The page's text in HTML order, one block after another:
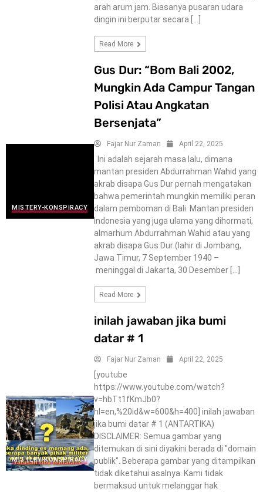
arah arum jam. Biasanya pusaran udara
dingin ini berputar secara […]
Read More
MISTERY-KONSPIRACY
Gus Dur: “Bom Bali 2002,
Mungkin Ada Campur Tangan
Polisi Atau Angkatan
Bersenjata”
Fajar Nur Zaman April 22, 2025
Ini adalah sejarah masa lalu, dimana
mantan presiden Abdurrahman Wahid yang
akrab disapa Gus Dur pernah mengatakan
bahwa pemerintah mungkin memiliki peran
dalam pemboman di Bali. Mantan presiden
Indonesia yang juga ulama yang dihormati,
almarhum Abdurrahman Wahid atau yang
akrab disapa Gus Dur (lahir di Jombang,
Jawa Timur, 7 September 1940 –
meninggal di Jakarta, 30 Desember […]
Read More
MISTERY-KONSPIRACY
inilah jawaban jika bumi
datar # 1
Fajar Nur Zaman April 22, 2025
[youtube
https://www.youtube.com/watch?
v=hbTt1fKmJb0?
hl=en,%20id&w=600&h=400] inilah jawaban
jika bumi datar # 1 (ANTARTIKA)
DISCLAIMER: Semua gambar yang
ditemukan di sini diyakini berada di "domain
publik". Beberapa gambar yang ditampilkan
tidak diketahui asalnya. Kami tidak
bermaksud untuk melanggar hak